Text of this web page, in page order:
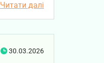
Читати далі
30.03.2026